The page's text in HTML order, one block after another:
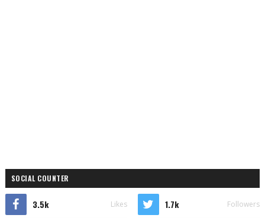
SOCIAL COUNTER
3.5k Likes 1.7k Followers